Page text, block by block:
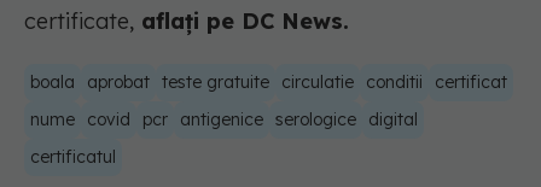
certificate, aflați pe DC News.
boala aprobat teste gratuite circulatie conditii
certificat
nume
covid pcr antigenice serologice
digital
certificatul